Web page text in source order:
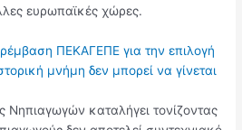
ευρωπαϊκές χώρες.
ΠΕΚΑΓΕΠΕ για την επιλογή
μνήμη δεν μπορεί να γίνεται
Νηπιαγωγών καταλήγει τονίζοντας